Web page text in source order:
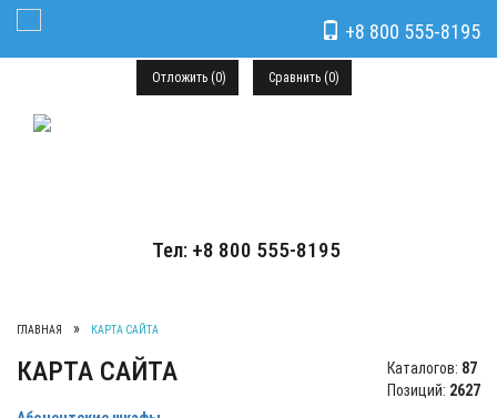
Отложить (0) Сравнить (0)
Тел: +8 800 555-8195
+8 800 555-8195
Toggle Navigation
ГЛАВНАЯ КАРТА САЙТА
Каталогов: 87
Позиций: 2627
КАРТА САЙТА